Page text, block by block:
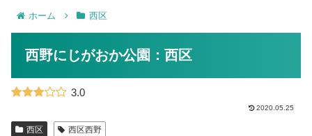
ホーム 西区
西野にじがおか公園：西区
3.0
2020.05.25
西区 西区西野